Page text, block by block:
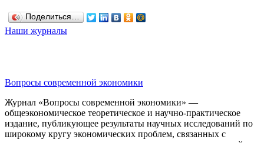
Поделиться…
Наши журналы
Вопросы современной экономики
Журнал «Вопросы современной экономики» —
общеэкономическое теоретическое и научно-практическое
издание, публикующее результаты научных исследований по
широкому кругу экономических проблем, связанных с